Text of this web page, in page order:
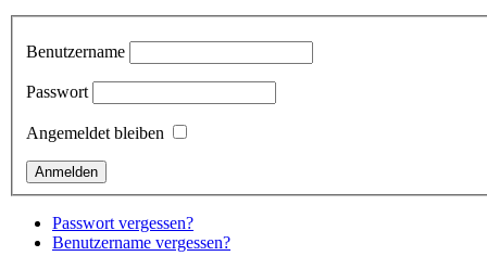
Benutzername
Passwort
Angemeldet bleiben
Passwort vergessen?
Benutzername vergessen?